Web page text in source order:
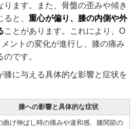
ります。また、骨盤の歪みや傾き
ると、重心が偏り、膝の内側や外
ことがあります。これにより、O
ントの変化が進行し、膝の痛み
です。
膝に与える具体的な影響と症状を
膝への影響と具体的な症状
曲げ伸ばし時の痛みや違和感、膝関節の